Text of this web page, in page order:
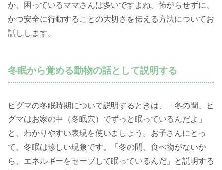
か、困っているママさんは多いですよね。怖がらせずに、
かつ安全に行動することの大切さを伝える方法についてお
話しします。
冬眠から覚める動物の話として説明する
ヒグマの冬眠時期について説明するときは、「冬の間、ヒ
グマはお家の中（冬眠穴）でずっと眠っているんだよ」
と、わかりやすい表現を使いましょう。お子さんにとっ
て、冬眠は珍しい現象です。「冬の間、食べ物がないか
ら、エネルギーをセーブして眠っているんだ」と説明する